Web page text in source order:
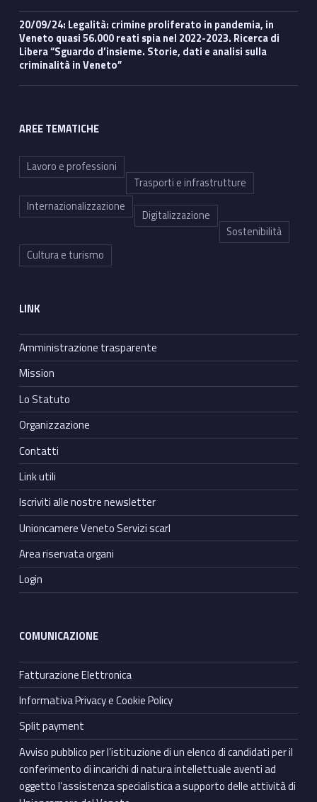
20/09/24: Legalità: crimine proliferato in pandemia, in
Veneto quasi 56.000 reati spia nel 2022-2023. Ricerca di
Libera “Sguardo d’insieme. Storie, dati e analisi sulla
criminalità in Veneto”
AREE TEMATICHE
Lavoro e professioni
Trasporti e infrastrutture
Internazionalizzazione
Digitalizzazione
Sostenibilità
Cultura e turismo
LINK
Amministrazione trasparente
Mission
Lo Statuto
Organizzazione
Contatti
Link utili
Iscriviti alle nostre newsletter
Unioncamere Veneto Servizi scarl
Area riservata organi
Login
COMUNICAZIONE
Fatturazione Elettronica
Informativa Privacy e Cookie Policy
Split payment
Avviso pubblico per l’istituzione di un elenco di candidati per il
conferimento di incarichi di natura intellettuale aventi ad
oggetto l’assistenza specialistica a supporto delle attività di